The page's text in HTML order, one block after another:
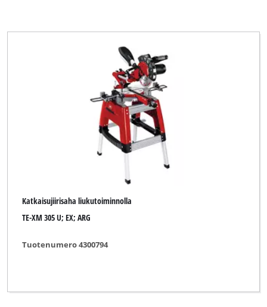
Katkaisujiirisaha liukutoiminnolla
TE-XM 305 U; EX; ARG
Tuotenumero 4300794